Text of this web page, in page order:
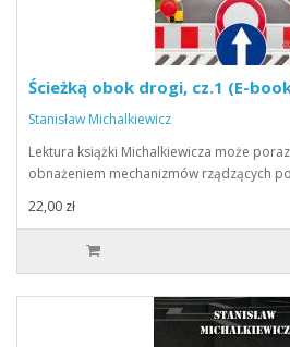
Ścieżką obok drogi, cz.1 (E-
Stanisław Michalkiewicz
Lektura książki Michalkiewicza może
obnażeniem mechanizmów rządzących
22,00 zł